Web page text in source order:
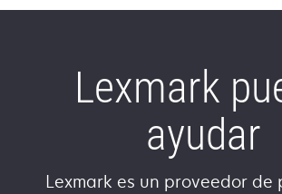
Lexmark
ayudar
Lexmark es un proveedor de